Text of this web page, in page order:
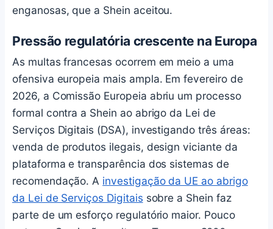
enganosas, que a Shein aceitou.
Pressão regulatória crescente na Europa
As multas francesas ocorrem em meio a uma
ofensiva europeia mais ampla. Em fevereiro de
2026, a Comissão Europeia abriu um processo
formal contra a Shein ao abrigo da Lei de
Serviços Digitais (DSA), investigando três áreas:
venda de produtos ilegais, design viciante da
plataforma e transparência dos sistemas de
recomendação. A investigação da UE ao abrigo
da Lei de Serviços Digitais sobre a Shein faz
parte de um esforço regulatório maior. Pouco